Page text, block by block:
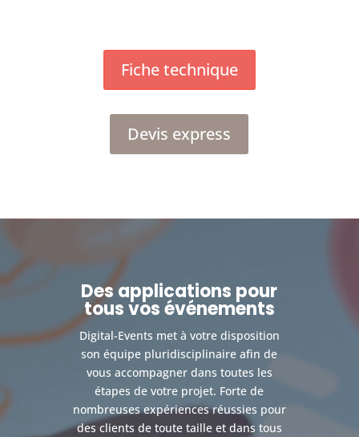
Fiche technique
Devis express
Des applications pour
tous vos événements
Digital-Events met à votre disposition
son équipe pluridisciplinaire afin de
vous accompagner dans toutes les
étapes de votre projet. Forte de
nombreuses expériences réussies pour
des clients de toute taille et dans tous